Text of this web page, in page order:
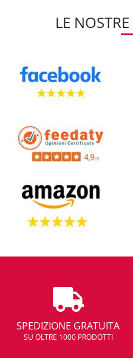
LE
SPEDIZIONE GRATUITA
SU OLTRE 1000 PRODOTTI